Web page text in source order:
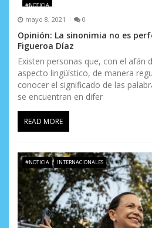
e
e
n
t
r
a
d
a
s
#NOTICIA
mayo 8, 2021 0
Opinión: La sinonimia no es
Figueroa Díaz
Existen personas que, con el afán
aspecto lingüístico, de manera
conocer el significado de las
se encuentran en difer
READ MORE
#NOTICIA INTERNACIONALES